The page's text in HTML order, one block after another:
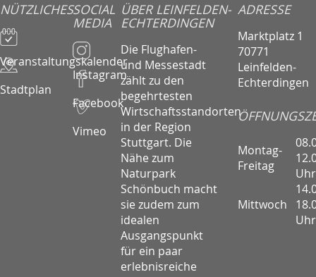
NÜTZLICHES
Veranstaltungskalender
Stadtplan
SOCIAL
MEDIA
Instagram
Facebook
Vimeo
ÜBER LEINFELDEN-
ECHTERDINGEN
Die Flughafen-
und Messestadt
zählt zu den
begehrtesten
Wirtschaftsstandorten
in der Region
Stuttgart. Die
Nähe zum
Naturpark
Schönbuch macht
sie zudem zum
idealen
Ausgangspunkt
für ein paar
erlebnisreiche
ADRESSE
Marktplatz 1
70771
Leinfelden-
Echterdingen
Montag-
Freitag
Uhr
Mittwoch
Uhr